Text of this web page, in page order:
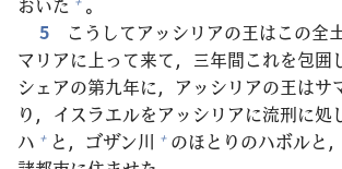
5
こうしてアッシリアの王はこの全
マリアに 上って来て， 三年間これを包囲
シェアの第九年に，アッシリアの王はサ
り，イスラエルをアッシリアに流刑に処
ハ + と，ゴザン川 + のほとりのハボルと